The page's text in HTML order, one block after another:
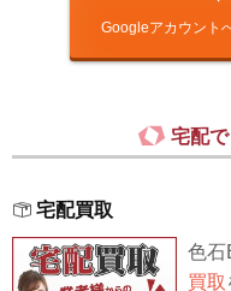
Googleアカウント
宅配
宅配買取
色石
買取